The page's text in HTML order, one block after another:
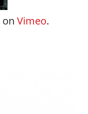
on Vimeo.